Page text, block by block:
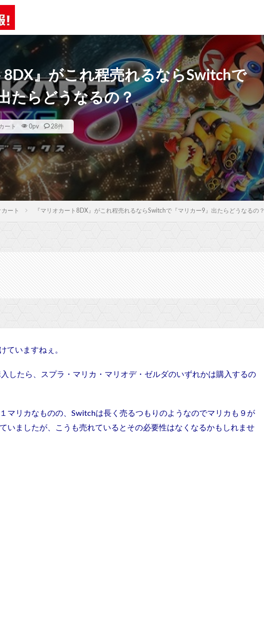
』がこれ程売れるならSwitchで
たらどうなるの？
ート 0pv 28件
ート 『マリオカート8DX』がこれ程売れるならSwitchで『マリカー9』出たらどうなるの？
ていますねぇ。
したら、スプラ・マリカ・マリオデ・ゼルダのいずれかは購入するの
マリカなものの、Switchは長く売るつもりのようなのでマリカも９が
いましたが、
こうも売れているとその必要性はなくなるかもしれませ